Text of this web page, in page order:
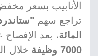
الأنابيب بسعر
تراجع سهم
المائة، بعد
7000 وظيفة
خلال